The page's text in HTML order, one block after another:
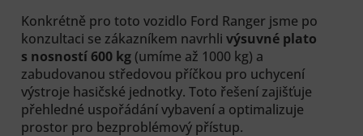
Konkrétně pro toto vozidlo Ford Ranger jsme po
konzultaci se zákazníkem navrhli výsuvné plato
s nosností 600 kg(umíme až 1000 kg) a
zabudovanou středovou příčkou pro uchycení
výstroje hasičské jednotky. Toto řešení zajišťuje
přehledné uspořádání vybavení a optimalizuje
prostor pro bezproblémový přístup.